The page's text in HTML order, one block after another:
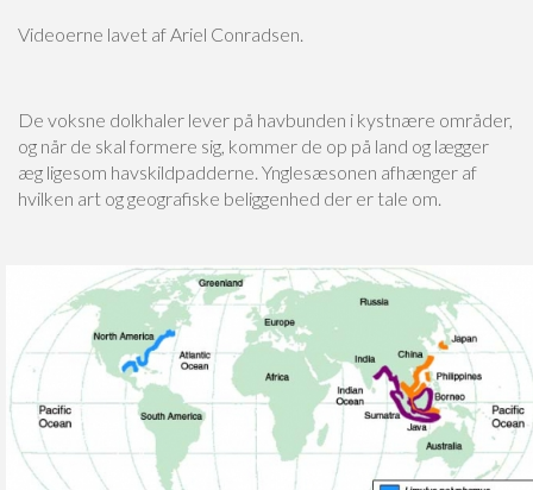
Videoerne lavet af Ariel Conradsen.
De voksne dolkhaler lever på havbunden i kystnære områder,
og når de skal formere sig, kommer de op på land og lægger
æg ligesom havskildpadderne. Ynglesæsonen afhænger af
hvilken art og geografiske beliggenhed der er tale om.